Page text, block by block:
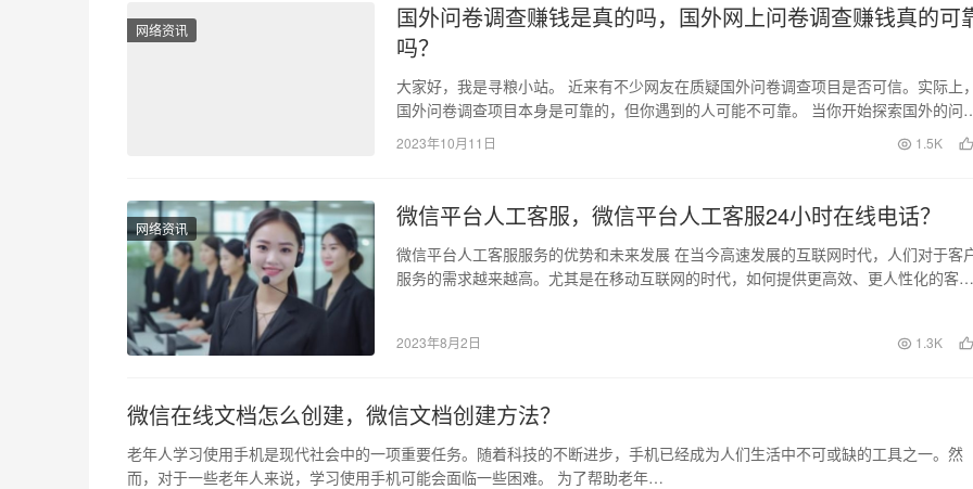
网络资讯
国外问卷调查赚钱是真的吗，国外网上问卷调查赚钱真的可
吗？
大家好，我是寻粮小站。 近来有不少网友在质疑国外问卷调查项目是否可信。实际上，
国外问卷调查项目本身是可靠的，但你遇到的人可能不可靠。 当你开始探索国外的问
调查项目时，你可能会遇到…
2023年10月11日 1.5K
网络资讯 微信平台人工客服，微信平台人工客服24小时在线电话？
微信平台人工客服服务的优势和未来发展 在当今高速发展的互联网时代，人们对于客
服务的需求越来越高。尤其是在移动互联网的时代，如何提供更高效、更人性化的客服
2023年8月2日 1.3K
微信在线文档怎么创建，微信文档创建方法？
老年人学习使用手机是现代社会中的一项重要任务。随着科技的不断进步，手机已经成为人们生活中不可或缺的工具之一。然
而，对于一些老年人来说，学习使用手机可能会面临一些困难。 为了帮助老年…